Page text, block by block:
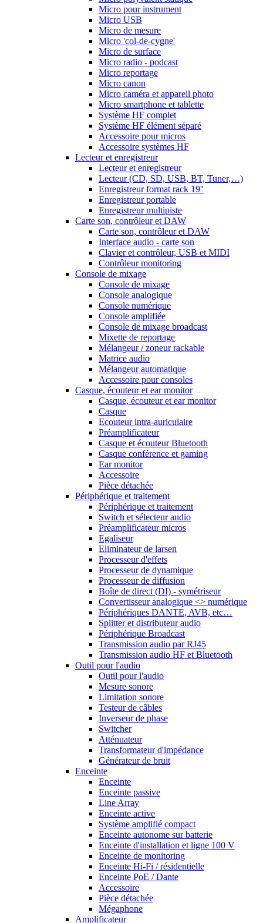
Micro pour instrument
Micro USB
Micro de mesure
Micro 'col-de-cygne'
Micro de surface
Micro radio - podcast
Micro reportage
Micro canon
Micro caméra et appareil photo
Micro smartphone et tablette
Système HF complet
Système HF élément séparé
Accessoire pour micros
Accessoire systèmes HF
Lecteur et enregistreur
Lecteur et enregistreur
Lecteur (CD, SD, USB, BT, Tuner,…)
Enregistreur format rack 19''
Enregistreur portable
Enregistreur multipiste
Carte son, contrôleur et DAW
Carte son, contrôleur et DAW
Interface audio - carte son
Clavier et contrôleur, USB et MIDI
Contrôleur monitoring
Console de mixage
Console de mixage
Console analogique
Console numérique
Console amplifiée
Console de mixage broadcast
Mixette de reportage
Mélangeur / zoneur rackable
Matrice audio
Mélangeur automatique
Accessoire pour consoles
Casque, écouteur et ear monitor
Casque, écouteur et ear monitor
Casque
Ecouteur intra-auriculaire
Préamplificateur
Casque et écouteur Bluetooth
Casque conférence et gaming
Ear monitor
Accessoire
Pièce détachée
Périphérique et traitement
Périphérique et traitement
Switch et sélecteur audio
Préamplificateur micros
Egaliseur
Eliminateur de larsen
Processeur d'effets
Processeur de dynamique
Processeur de diffusion
Boîte de direct (DI) - symétriseur
Convertisseur analogique <> numérique
Périphériques DANTE, AVB, etc…
Splitter et distributeur audio
Périphérique Broadcast
Transmission audio par RJ45
Transmission audio HF et Bluetooth
Outil pour l'audio
Outil pour l'audio
Mesure sonore
Limitation sonore
Testeur de câbles
Inverseur de phase
Switcher
Atténuateur
Transformateur d'impédance
Générateur de bruit
Enceinte
Enceinte
Enceinte passive
Line Array
Enceinte active
Système amplifié compact
Enceinte autonome sur batterie
Enceinte d'installation et ligne 100 V
Enceinte de monitoring
Enceinte Hi-Fi / résidentielle
Enceinte PoE / Dante
Accessoire
Pièce détachée
Mégaphone
Amplificateur